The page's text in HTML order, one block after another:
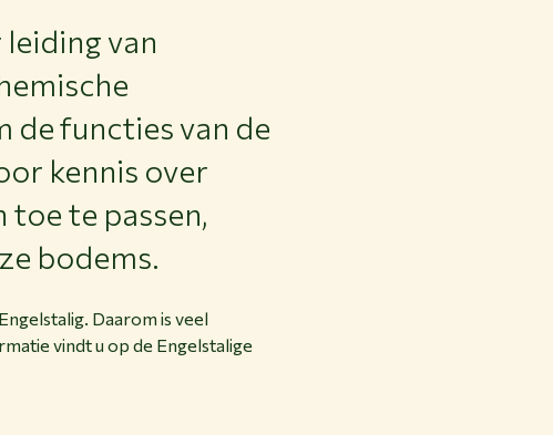
van
de functies van de
kennis over
te passen,
bodems.
Daarom is veel
vindt u op de Engelstalige